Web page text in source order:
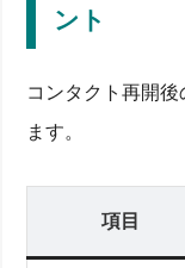
ント
コンタクト再開
ます。
項目